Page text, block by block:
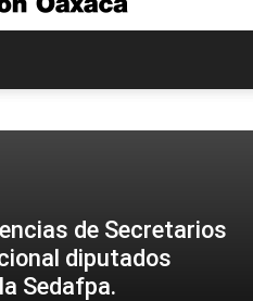
de Secretarios
diputados
Sedafpa.